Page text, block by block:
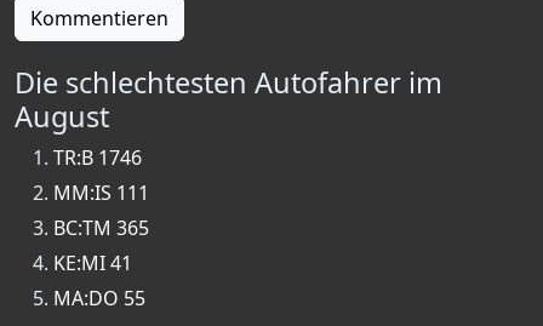
Kommentieren
Die schlechtesten Autofahrer im
August
TR:B 1746
MM:IS 111
BC:TM 365
KE:MI 41
MA:DO 55